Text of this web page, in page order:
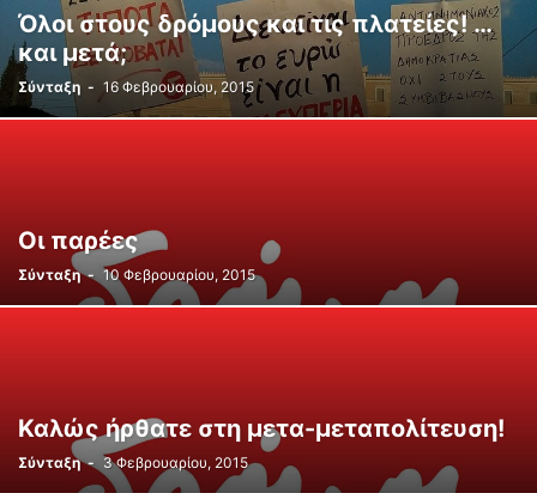
Όλοι στους δρόμους και τις πλατείες! …
και μετά;
Σύνταξη - 16 Φεβρουαρίου, 2015
Οι παρέες
Σύνταξη - 10 Φεβρουαρίου, 2015
Καλώς ήρθατε στη μετα-μεταπολίτευση!
Σύνταξη - 3 Φεβρουαρίου, 2015